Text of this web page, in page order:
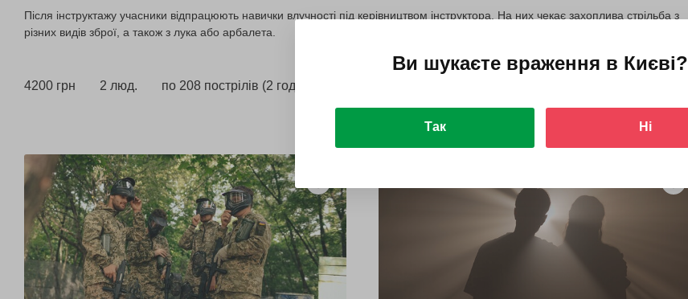
Після інструктажу учасники відпрацюють навички влучності під керівництвом інструктора. На них чекає захоплива стрільба з
різних видів зброї, а також з лука або арбалета.
4200 грн 2 люд. по 208 пострілів (2 год.)
Ви шукаєте враження в Києві?
Так Ні